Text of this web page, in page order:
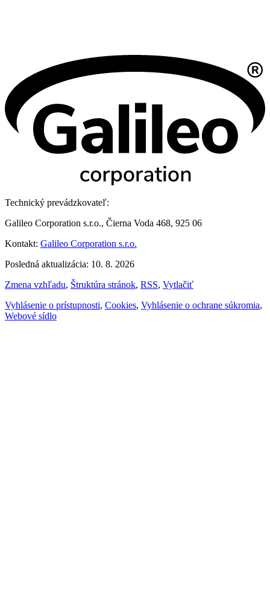
Technický prevádzkovateľ:
Galileo Corporation s.r.o., Čierna Voda 468, 925 06
Kontakt: Galileo Corporation s.r.o.
Posledná aktualizácia: 10. 8. 2026
Zmena vzhľadu, Štruktúra stránok, RSS, Vytlačiť
Vyhlásenie o prístupnosti, Cookies, Vyhlásenie o ochrane súkromia,
Webové sídlo